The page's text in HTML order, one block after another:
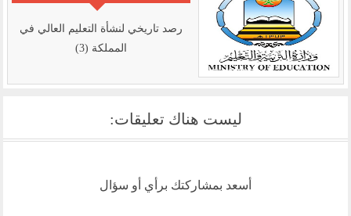
رصد تاريخي لنشأة التعليم العالي في
المملكة (3)
ليست هناك تعليقات:
أسعد بمشاركتك برأي أو سؤال